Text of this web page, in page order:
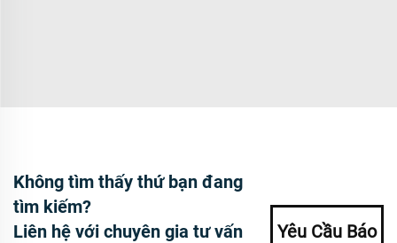
Không tìm thấy thứ bạn đang
tìm kiếm?
Liên hệ với chuyên gia tư vấn
Yêu Cầu Báo